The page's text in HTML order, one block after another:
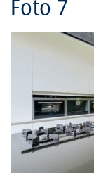
Foto 7